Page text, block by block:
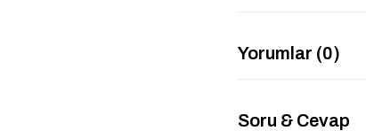
Yorumlar (0)
Soru & Cevap